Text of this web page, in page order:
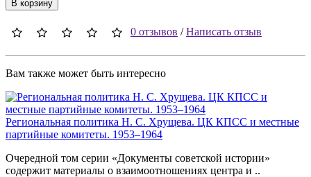
В корзину
0 отзывов /Написать отзыв
Вам также может быть интересно
Региональная политика Н. С. Хрущева. ЦК КПСС и местные
партийные комитеты. 1953–1964
Очередной том серии «Документы советской истории»
содержит материалы о взаимоотношениях центра и ..